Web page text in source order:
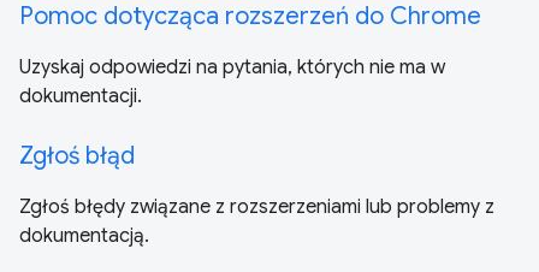
Pomoc dotycząca rozszerzeń do Chrome
Uzyskaj odpowiedzi na pytania, których nie ma w
dokumentacji.
Zgłoś błąd
Zgłoś błędy związane z rozszerzeniami lub problemy z
dokumentacją.